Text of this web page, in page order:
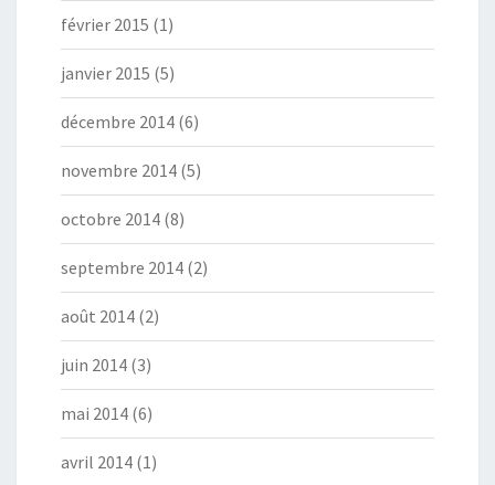
février 2015 (1)
janvier 2015 (5)
décembre 2014 (6)
novembre 2014 (5)
octobre 2014 (8)
septembre 2014 (2)
août 2014 (2)
juin 2014 (3)
mai 2014 (6)
avril 2014 (1)